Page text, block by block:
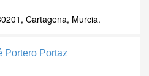
Cartagena, Murcia.
Portero Portaz